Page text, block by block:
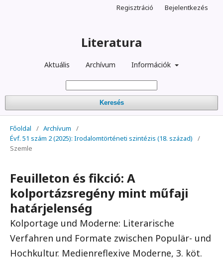
Literatura
Aktuális Archívum Információk
Keresés
Regisztráció Bejelentkezés
Főoldal / Archívum
/
Évf. 51 szám 2 (2025): Irodalomtörténeti szintézis (18. század)
/
Szemle
Feuilleton és fikció: A
kolportázsregény mint műfaji
határjelenség
Kolportage und Moderne: Literarische
Verfahren und Formate zwischen Populär- und
Hochkultur. Medienreflexive Moderne, 3. köt.